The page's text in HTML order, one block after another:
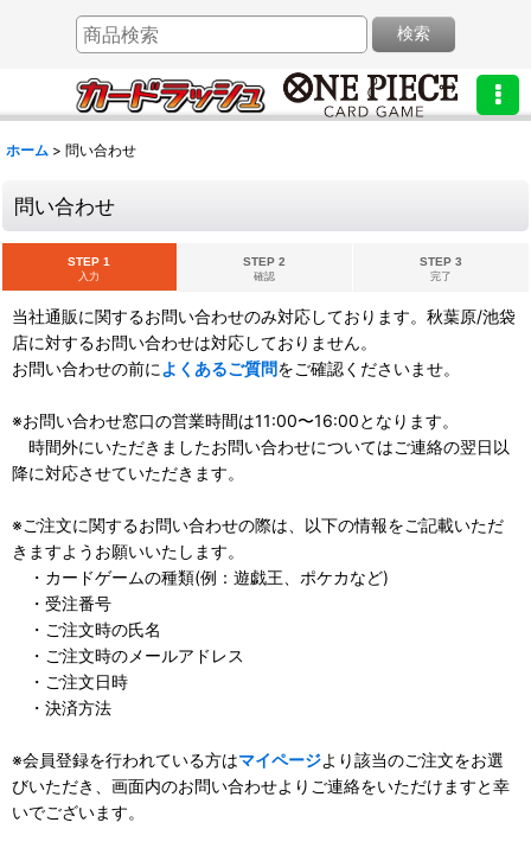
検索
ホーム > 問い合わせ
問い合わせ
STEP 1
入力
STEP 2
確認
STEP 3
完了
当社通販に関するお問い合わせのみ対応しております。秋葉原/池袋
店に対するお問い合わせは対応しておりません。
お問い合わせの前に よくあるご質問をご確認くださいませ。
※お問い合わせ窓口の営業時間は11:00〜16:00となります。
時間外にいただきましたお問い合わせについてはご連絡の翌日以
降に対応させていただきます。
※ご注文に関するお問い合わせの際は、以下の情報をご記載いただ
きますようお願いいたします。
・カードゲームの種類(例：遊戯王、ポケカなど)
・受注番号
・ご注文時の氏名
・ご注文時のメールアドレス
・ご注文日時
・決済方法
※会員登録を行われている方はマイページより該当のご注文をお選
びいただき、画面内のお問い合わせよりご連絡をいただけますと幸
いでございます。